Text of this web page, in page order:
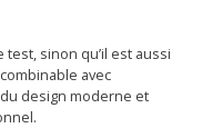
sinon qu’il est aussi
avec
design moderne et